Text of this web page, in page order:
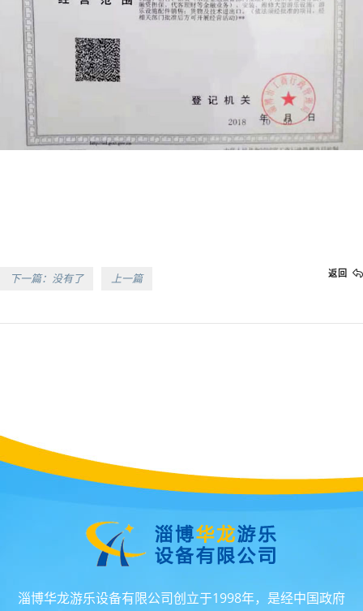
下一篇：没有了 上一篇 返回
淄博华龙游乐设备有限公司创立于1998年，是经中国政府